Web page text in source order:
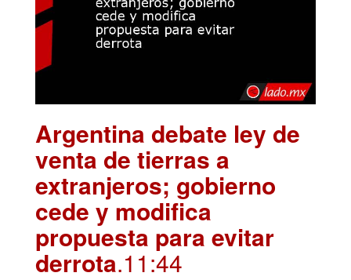
Argentina debate ley de
venta de tierras a
extranjeros; gobierno
cede y modifica
propuesta para evitar
derrota.11:44